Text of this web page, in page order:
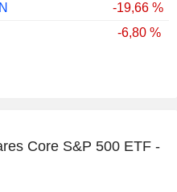
-19,66 %
-6,80 %
Core S&P 500 ETF -